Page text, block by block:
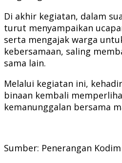
Di akhir kegiatan, dalam
turut menyampaikan
serta mengajak warga
kebersamaan, saling
sama lain.
Melalui kegiatan ini,
binaan kembali
kemanunggalan bersama
Sumber: Penerangan